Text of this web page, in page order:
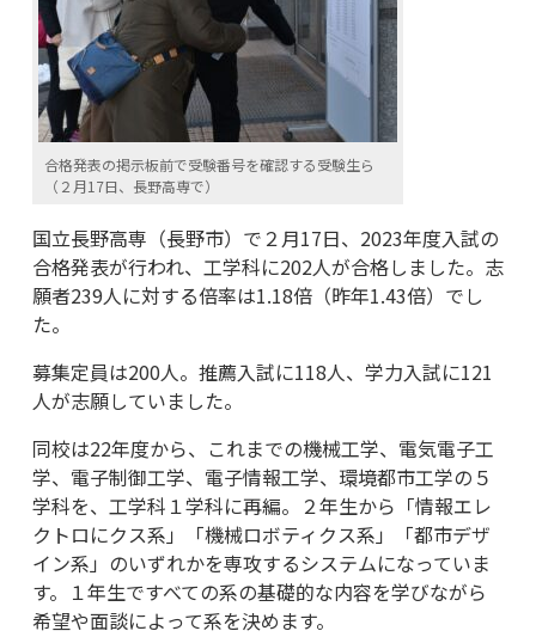
合格発表の掲示板前で受験番号を確認する受験生ら
（２月17日、長野高専で）
国立長野高専（長野市）で２月17日、2023年度入試の
合格発表が行われ、工学科に202人が合格しました。志
願者239人に対する倍率は1.18倍（昨年1.43倍）でし
た。
募集定員は200人。推薦入試に118人、学力入試に121
人が志願していました。
同校は22年度から、これまでの機械工学、電気電子工
学、電子制御工学、電子情報工学、環境都市工学の５
学科を、工学科１学科に再編。２年生から「情報エレ
クトロにクス系」「機械ロボティクス系」「都市デザ
イン系」のいずれかを専攻するシステムになっていま
す。１年生ですべての系の基礎的な内容を学びながら
希望や面談によって系を決めます。